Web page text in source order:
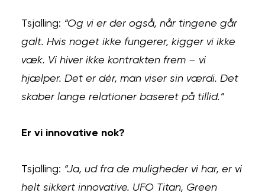
Tsjalling: “Og vi er der også, når tingene går
galt. Hvis noget ikke fungerer, kigger vi ikke
væk. Vi hiver ikke kontrakten frem – vi
hjælper. Det er dér, man viser sin værdi. Det
skaber lange relationer baseret på tillid.”
Er vi innovative nok?
Tsjalling: “Ja, ud fra de muligheder vi har, er vi
helt sikkert innovative. UFO Titan, Green